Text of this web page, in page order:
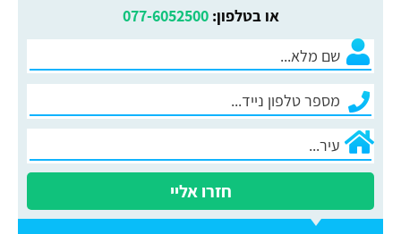
או בטלפון:077-6052500
חזרו אליי